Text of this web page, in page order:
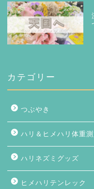
カテゴリー
つぶやき
ハリ＆ヒメハリ体重測
ハリネズミグッズ
ヒメハリテンレック